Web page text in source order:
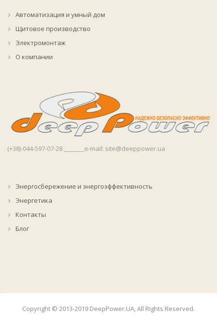
Автоматизация и умный дом
Щитовое производство
Электромонтаж
О компании
(+38)-044-597-07-28 _______e-mail: site@deeppower.ua
Энергосбережение и энергоэффективность
Энергетика
Контакты
Блог
Copyright © 2013-2019 DeepPower.UA, All Rights Reserved.